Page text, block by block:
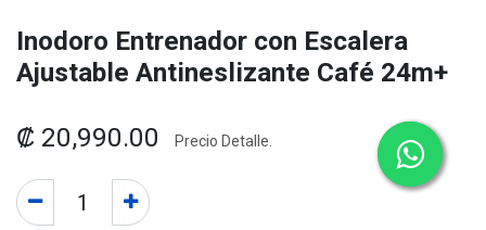
Inodoro Entrenador con Escalera
Ajustable Antineslizante Café 24m+
₡ 20,990.00 Precio Detalle.